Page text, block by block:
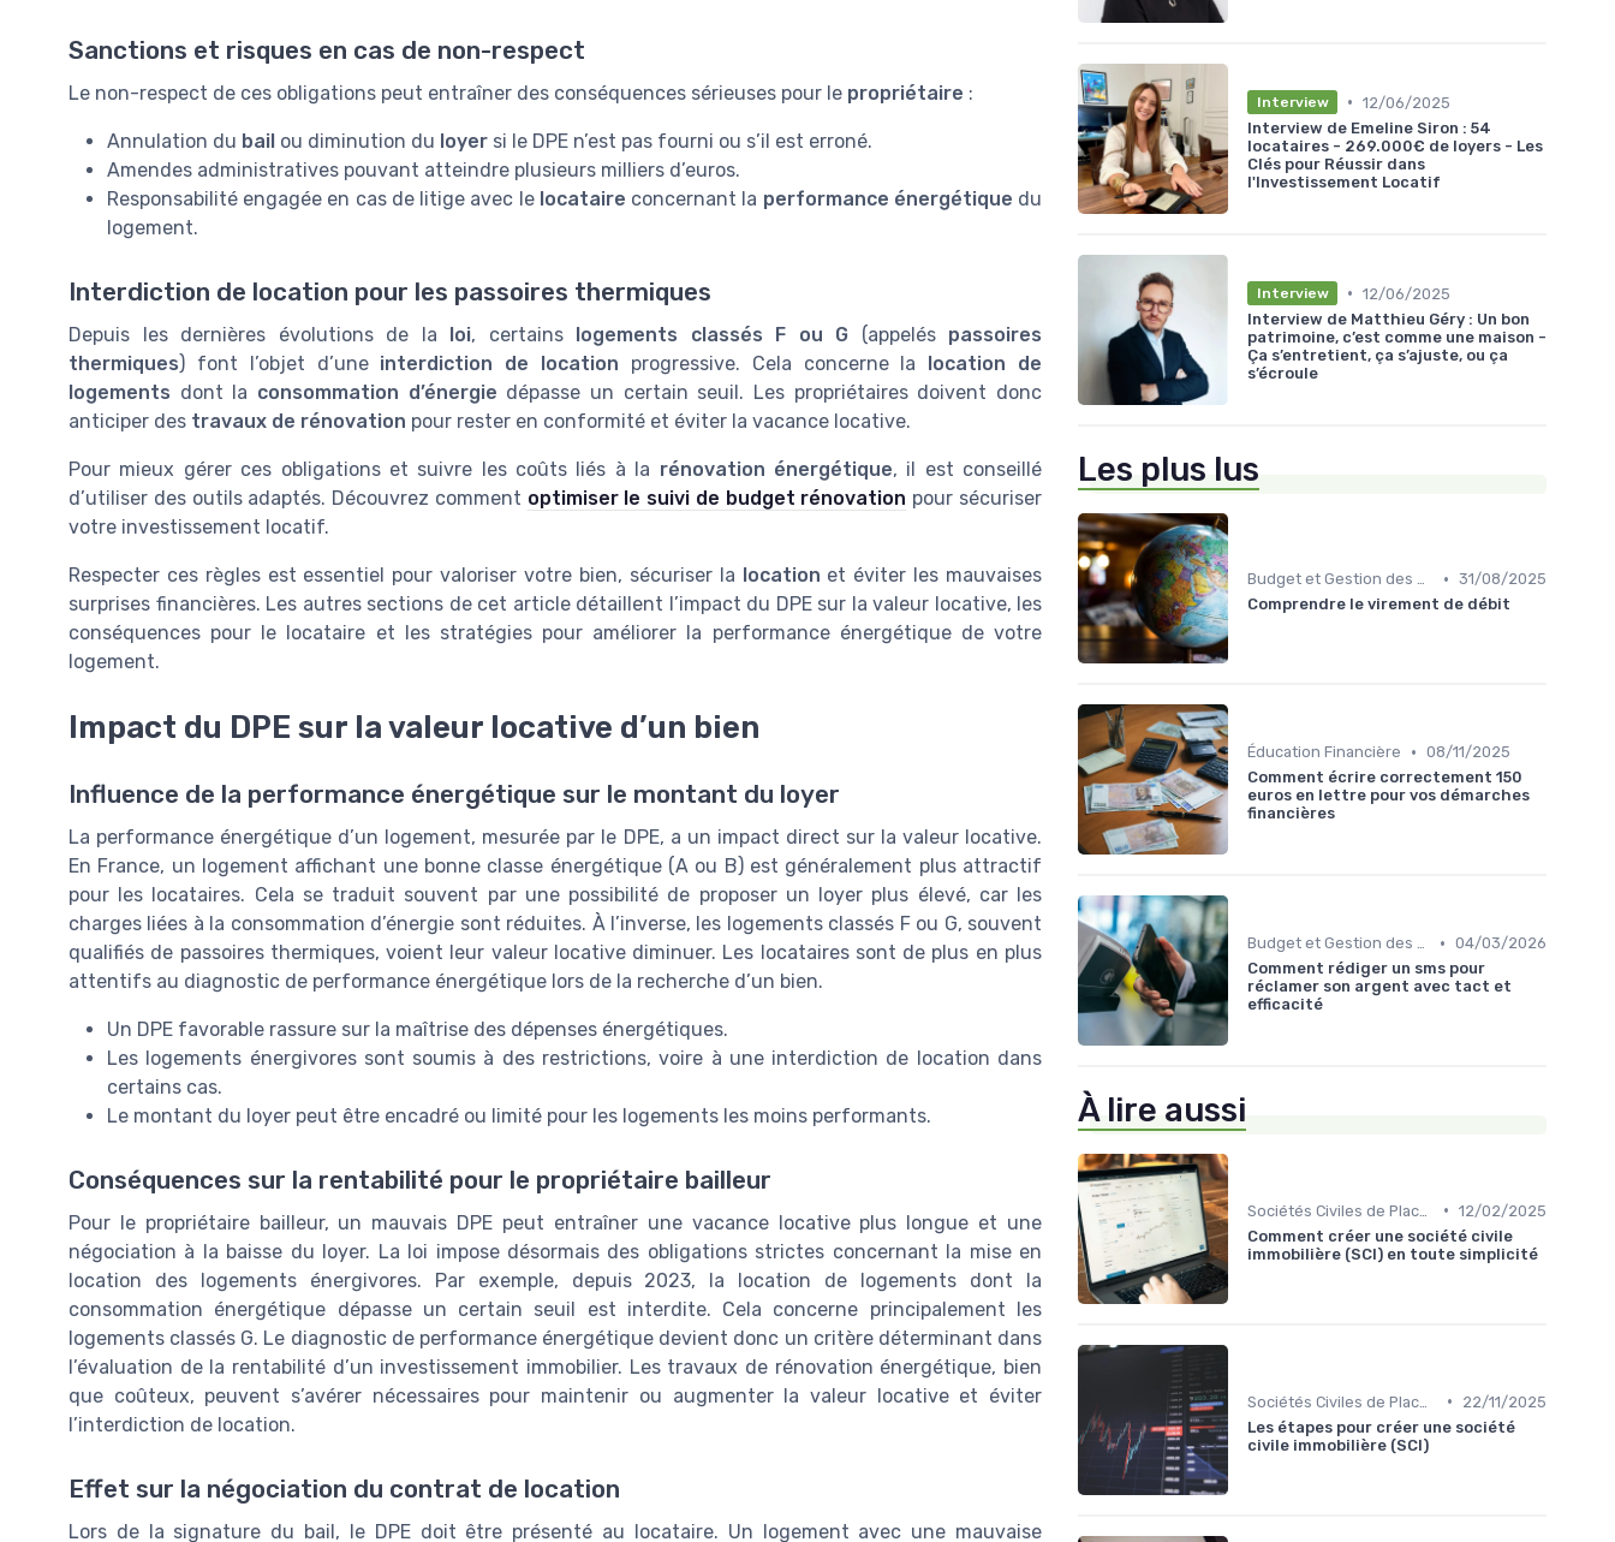
Sanctions et risques en cas de non-respect
Le non-respect de ces obligations peut entraîner des conséquences sérieuses pour le propriétaire :
Annulation du bail ou diminution du loyer si le DPE n’est pas fourni ou s’il est erroné.
Amendes administratives pouvant atteindre plusieurs milliers d’euros.
Responsabilité engagée en cas de litige avec le locataire concernant la performance énergétique du
logement.
Interdiction de location pour les passoires thermiques
Depuis les dernières évolutions de la loi, certains logements classés F ou G (appelés passoires
thermiques) font l’objet d’une interdiction de location progressive. Cela concerne la
location de
logements dont la consommation d’énergie dépasse un certain seuil. Les propriétaires doivent donc
anticiper des travaux de rénovation pour rester en conformité et éviter la vacance locative.
Pour mieux gérer ces obligations et suivre les coûts liés à la rénovation énergétique, il est conseillé
d’utiliser des outils adaptés. Découvrez comment optimiser le suivi de budget rénovation pour sécuriser
votre investissement locatif.
Respecter ces règles est essentiel pour valoriser votre bien, sécuriser la location et éviter les mauvaises
surprises financières. Les autres sections de cet article détaillent l’impact du DPE sur la valeur locative, les
conséquences pour le locataire et les stratégies pour améliorer la performance énergétique de votre
logement.
Impact du DPE sur la valeur locative d’un bien
Influence de la performance énergétique sur le montant du loyer
La performance énergétique d’un logement, mesurée par le DPE, a un impact direct sur la valeur locative.
En France, un logement affichant une bonne classe énergétique (A ou B) est généralement plus attractif
pour les locataires. Cela se traduit souvent par une possibilité de proposer un loyer plus élevé, car les
charges liées à la consommation d’énergie sont réduites. À l’inverse, les logements classés F ou G, souvent
qualifiés de passoires thermiques, voient leur valeur locative diminuer. Les locataires sont de plus en plus
attentifs au diagnostic de performance énergétique lors de la recherche d’un bien.
Un DPE favorable rassure sur la maîtrise des dépenses énergétiques.
Les logements énergivores sont soumis à des restrictions, voire à une interdiction de location dans
certains cas.
Le montant du loyer peut être encadré ou limité pour les logements les moins performants.
Conséquences sur la rentabilité pour le propriétaire bailleur
Pour le propriétaire bailleur, un mauvais DPE peut entraîner une vacance locative plus longue et une
négociation à la baisse du loyer. La loi impose désormais des obligations strictes concernant la mise en
location des logements énergivores. Par exemple, depuis 2023, la location de logements dont la
consommation énergétique dépasse un certain seuil est interdite. Cela concerne principalement les
logements classés G. Le diagnostic de performance énergétique devient donc un critère déterminant dans
l’évaluation de la rentabilité d’un investissement immobilier. Les travaux de rénovation énergétique, bien
que coûteux, peuvent s’avérer nécessaires pour maintenir ou augmenter la valeur locative et éviter
l’interdiction de location.
Effet sur la négociation du contrat de location
Lors de la signature du bail, le DPE doit être présenté au locataire. Un logement avec une mauvaise
Interview • 12/06/2025
Interview de Emeline Siron : 54
locataires - 269.000€ de loyers - Les
Clés pour Réussir dans
l'Investissement Locatif
Interview • 12/06/2025
Interview de Matthieu Géry : Un bon
patrimoine, c’est comme une maison -
Ça s’entretient, ça s’ajuste, ou ça
s’écroule
Les plus lus
Budget et Gestion des Finances Personnelles • 31/08/2025
Comprendre le virement de débit
Éducation Financière • 08/11/2025
Comment écrire correctement 150
euros en lettre pour vos démarches
financières
Budget et Gestion des Finances Personnelles • 04/03/2026
Comment rédiger un sms pour
réclamer son argent avec tact et
efficacité
À lire aussi
• 12/02/2025
Comment créer une société civile
immobilière (SCI) en toute simplicité
•
22/11/2025
Les étapes pour créer une société
civile immobilière (SCI)